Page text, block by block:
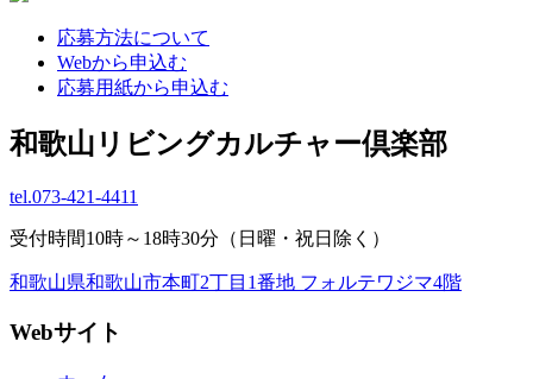
応募方法について
Webから申込む
応募用紙から申込む
和歌山リビングカルチャー倶楽部
tel.073-421-4411
受付時間10時～18時30分（日曜・祝日除く）
和歌山県和歌山市本町2丁目1番地 フォルテワジマ4階
Webサイト